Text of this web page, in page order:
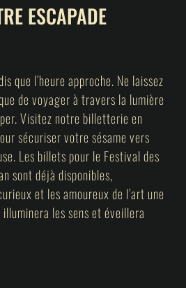
ESCAPADE
que l’heure approche. Ne laissez
de voyager à travers la lumière
Visitez notre billetterie en
sécuriser votre sésame vers
Les billets pour le Festival des
sont déjà disponibles,
et les amoureux de l’art une
les sens et éveillera